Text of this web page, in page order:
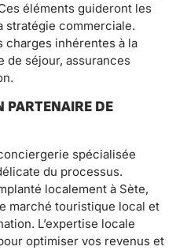
éléments guideront les
stratégie commerciale.
charges inhérentes à la
de séjour, assurances
PARTENAIRE DE
spécialisée
du processus.
localement à Sète,
marché touristique local et
L’expertise locale
optimiser vos revenus et